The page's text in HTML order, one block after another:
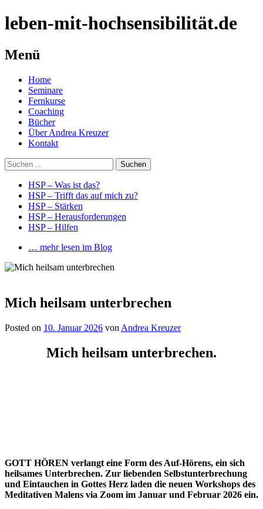
leben-mit-hochsensibilität.de
Menü
Springe
zum
Inhalt
Home
Seminare
Fernkurse
Coaching
Bücher
Über Andrea Kreuzer
Kontakt
Suchen
nach:
HSP – Was ist das?
HSP – Trifft das auf mich zu?
HSP – Stärken
HSP – Herausforderungen
HSP – Hilfen
… mehr lesen im Blog
Mich heilsam unterbrechen
Posted on 10. Januar 2026 von Andrea Kreuzer
Mich heilsam unterbrechen.
GOTT HÖREN verlangt eine Form des Auf-Hörens, ein sich
heilsames Unterbrechen. Zur liebenden Selbstunterbrechung
und Eintauchen in Gottes Herz laden die neuen Workshops des
Meditativen Malens via Zoom im Januar und Februar 2026 ein.